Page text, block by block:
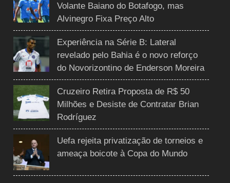
Volante Baiano do Botafogo, mas
Alvinegro Fixa Preço Alto
Experiência na Série B: Lateral
revelado pelo Bahia é o novo reforço
do Novorizontino de Enderson Moreira
Cruzeiro Retira Proposta de R$ 50
Milhões e Desiste de Contratar Brian
Rodríguez
Uefa rejeita privatização de torneios e
ameaça boicote à Copa do Mundo